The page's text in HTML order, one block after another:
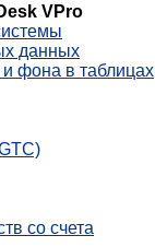
VPro
данных
фона в таблицах
со счета